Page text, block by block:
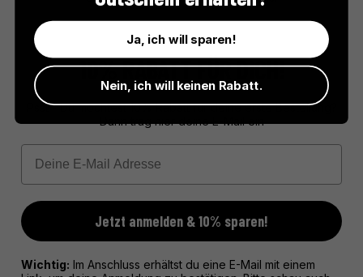
10% RABATT FÜR DICH!
Psst - Du möchtest 10% Rabatt für deine erste Bestellung?
Dann trag hier deine E-Mail ein
Email
Jetzt anmelden & 10% sparen!
Wichtig: Im Anschluss erhältst du eine E-Mail mit einem
Ja, ich will sparen!
Nein, ich will keinen Rabatt.